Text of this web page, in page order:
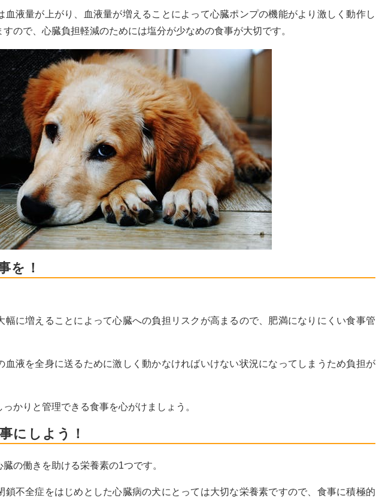
血液量が上がり、血液量が増えることによって心臓ポンプの機能がより激しく動作し
ので、心臓負担軽減のためには塩分が少なめの食事が大切です。
を！
幅に増えることによって心臓への負担リスクが高まるので、肥満になりにくい食事管
血液を全身に送るために激しく動かなければいけない状況になってしまうため負担が
かりと管理できる食事を心がけましょう。
にしよう！
の働きを助ける栄養素の1つです。
鎖不全症をはじめとした心臓病の犬にとっては大切な栄養素ですので、食事に積極的